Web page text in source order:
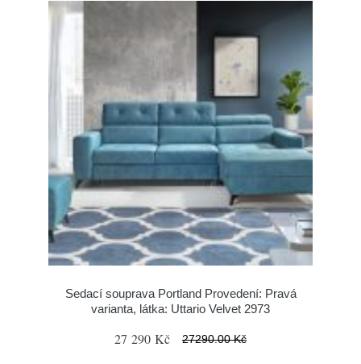
Sedací souprava Portland Provedení: Pravá
varianta, látka: Uttario Velvet 2973
27 290 Kč 27290.00 Kč